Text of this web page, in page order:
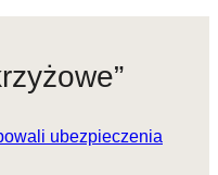
ubezpieczenia